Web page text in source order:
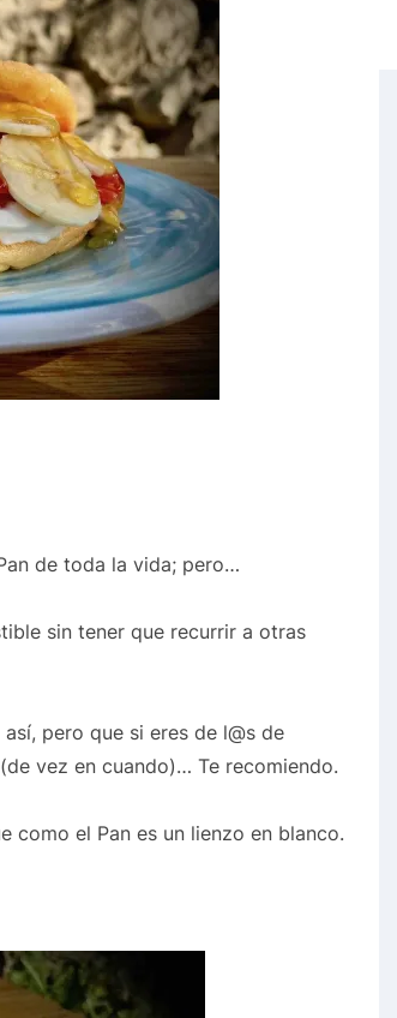
de toda la vida; pero…
sin tener que recurrir a otras
pero que si eres de l@s de
vez en cuando)… Te recomiendo.
como el Pan es un lienzo en blanco.